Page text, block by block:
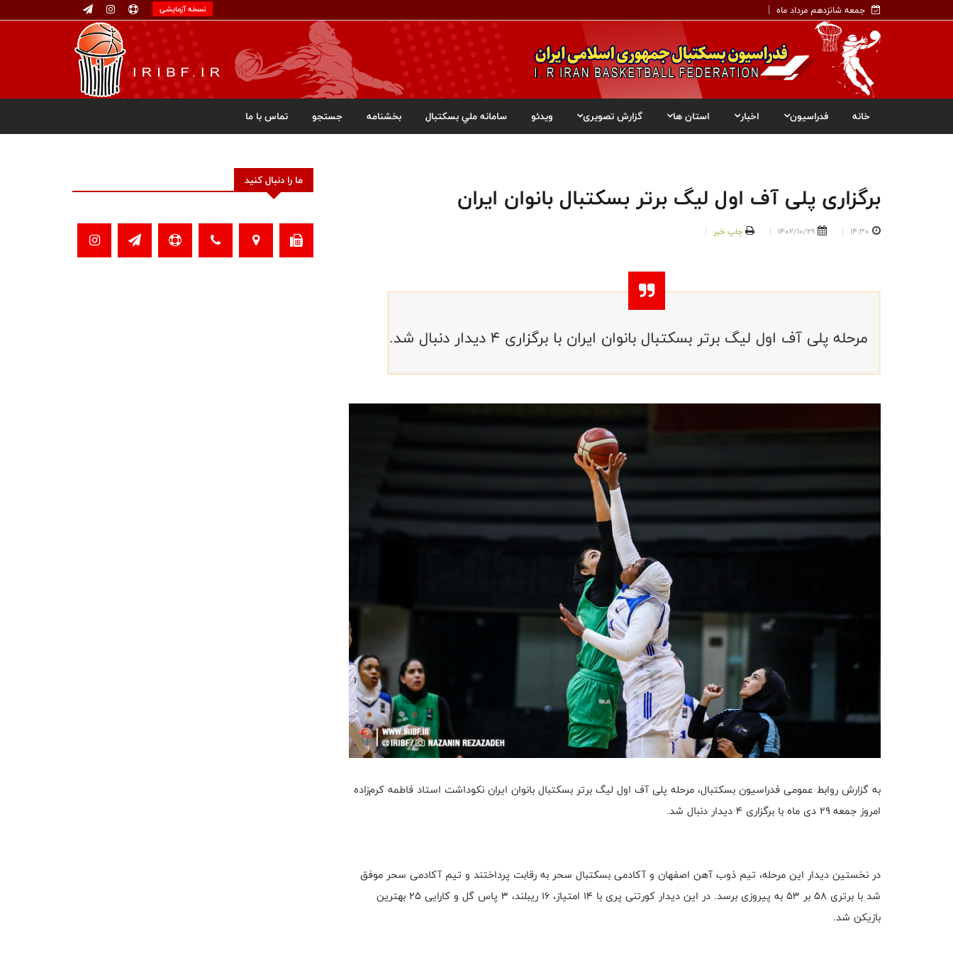
جمعه شانزدهم مرداد ماه نسخه آزمایشی
خانه فدراسیون اخبار استان ها گزارش تصویری ویدئو سامانه ملي بسکتبال بخشنامه جستجو تماس با ما
برگزاری پلی آف اول لیگ برتر بسکتبال بانوان ایران
14:30
1402/10/29 چاپ خبر
مرحله پلی آف اول لیگ برتر بسکتبال بانوان ایران با برگزاری ۴ دیدار دنبال شد.
به گزارش روابط عمومی فدراسیون بسکتبال، مرحله پلی آف اول لیگ برتر بسکتبال بانوان ایران نکوداشت استاد فاطمه کرم‌زاده
امروز جمعه ۲۹ دی ماه با برگزاری ۴ دیدار دنبال شد.
در نخستین دیدار این مرحله، تیم ذوب آهن اصفهان و آکادمی بسکتبال سحر به رقابت پرداختند و تیم آکادمی سحر موفق
شد با برتری ۵۸ بر ۵۳ به پیروزی برسد. در این دیدار کورتنی پری با ۱۴ امتیاز، ۱۶ ریبلند، ۳ پاس گل و کارایی ۲۵ بهترین
بازیکن شد.
ما را دنبال کنید